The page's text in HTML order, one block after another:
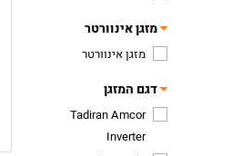
מזגן אינוורטר
מזגן אינוורטר
דגם המזגן
Tadiran Amcor
Inverter